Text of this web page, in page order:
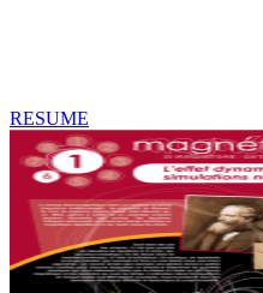
RESUME